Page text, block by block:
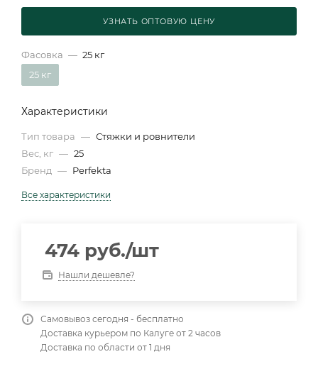
УЗНАТЬ ОПТОВУЮ ЦЕНУ
Фасовка — 25 кг
25 кг
Характеристики
Тип товара — Стяжки и ровнители
Вес, кг — 25
Бренд — Perfekta
Все характеристики
474 руб./шт
Нашли дешевле?
Самовывоз сегодня - бесплатно
Доставка курьером по Калуге от 2 часов
Доставка по области от 1 дня